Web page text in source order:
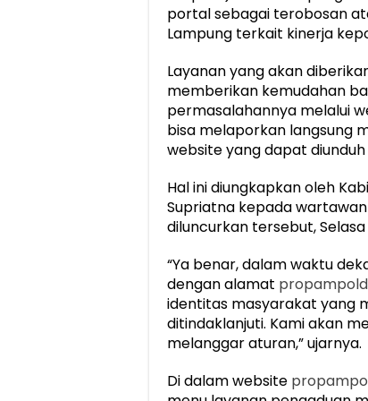
portal sebagai terobosan
Lampung terkait kinerja
Layanan yang akan
memberikan kemudahan
permasalahannya melalui
bisa melaporkan langsung
website yang dapat diunduh
Hal ini diungkapkan oleh
Supriatna kepada
diluncurkan tersebut,
“Ya benar, dalam waktu
dengan alamat
identitas masyarakat yang
ditindaklanjuti. Kami akan
melanggar aturan,” ujarnya.
Di dalam website